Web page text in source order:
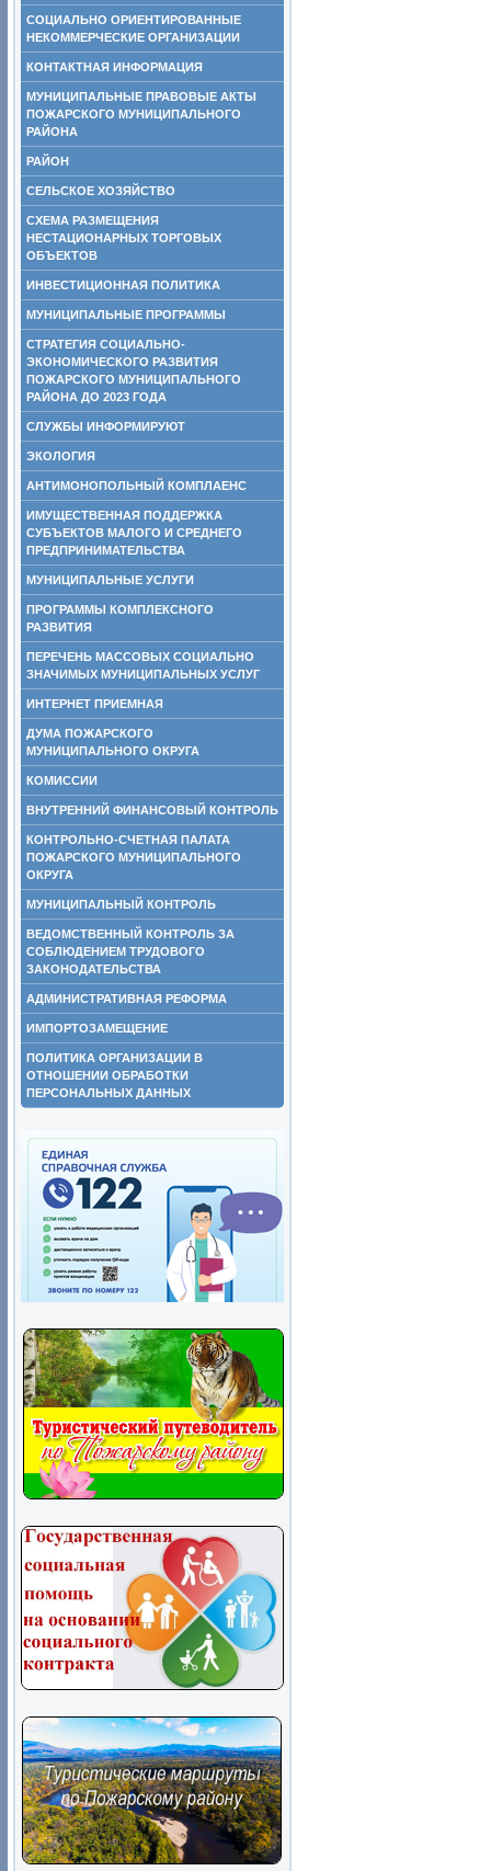
СОЦИАЛЬНО ОРИЕНТИРОВАННЫЕ
НЕКОММЕРЧЕСКИЕ ОРГАНИЗАЦИИ
КОНТАКТНАЯ ИНФОРМАЦИЯ
МУНИЦИПАЛЬНЫЕ ПРАВОВЫЕ АКТЫ
ПОЖАРСКОГО МУНИЦИПАЛЬНОГО
РАЙОНА
РАЙОН
СЕЛЬСКОЕ ХОЗЯЙСТВО
СХЕМА РАЗМЕЩЕНИЯ
НЕСТАЦИОНАРНЫХ ТОРГОВЫХ
ОБЪЕКТОВ
ИНВЕСТИЦИОННАЯ ПОЛИТИКА
МУНИЦИПАЛЬНЫЕ ПРОГРАММЫ
СТРАТЕГИЯ СОЦИАЛЬНО-
ЭКОНОМИЧЕСКОГО РАЗВИТИЯ
ПОЖАРСКОГО МУНИЦИПАЛЬНОГО
РАЙОНА ДО 2023 ГОДА
СЛУЖБЫ ИНФОРМИРУЮТ
ЭКОЛОГИЯ
АНТИМОНОПОЛЬНЫЙ КОМПЛАЕНС
ИМУЩЕСТВЕННАЯ ПОДДЕРЖКА
СУБЪЕКТОВ МАЛОГО И СРЕДНЕГО
ПРЕДПРИНИМАТЕЛЬСТВА
МУНИЦИПАЛЬНЫЕ УСЛУГИ
ПРОГРАММЫ КОМПЛЕКСНОГО
РАЗВИТИЯ
ПЕРЕЧЕНЬ МАССОВЫХ СОЦИАЛЬНО
ЗНАЧИМЫХ МУНИЦИПАЛЬНЫХ УСЛУГ
ИНТЕРНЕТ ПРИЕМНАЯ
ДУМА ПОЖАРСКОГО
МУНИЦИПАЛЬНОГО ОКРУГА
КОМИССИИ
ВНУТРЕННИЙ ФИНАНСОВЫЙ КОНТРОЛЬ
КОНТРОЛЬНО-СЧЕТНАЯ ПАЛАТА
ПОЖАРСКОГО МУНИЦИПАЛЬНОГО
ОКРУГА
МУНИЦИПАЛЬНЫЙ КОНТРОЛЬ
ВЕДОМСТВЕННЫЙ КОНТРОЛЬ ЗА
СОБЛЮДЕНИЕМ ТРУДОВОГО
ЗАКОНОДАТЕЛЬСТВА
АДМИНИСТРАТИВНАЯ РЕФОРМА
ИМПОРТОЗАМЕЩЕНИЕ
ПОЛИТИКА ОРГАНИЗАЦИИ В
ОТНОШЕНИИ ОБРАБОТКИ
ПЕРСОНАЛЬНЫХ ДАННЫХ